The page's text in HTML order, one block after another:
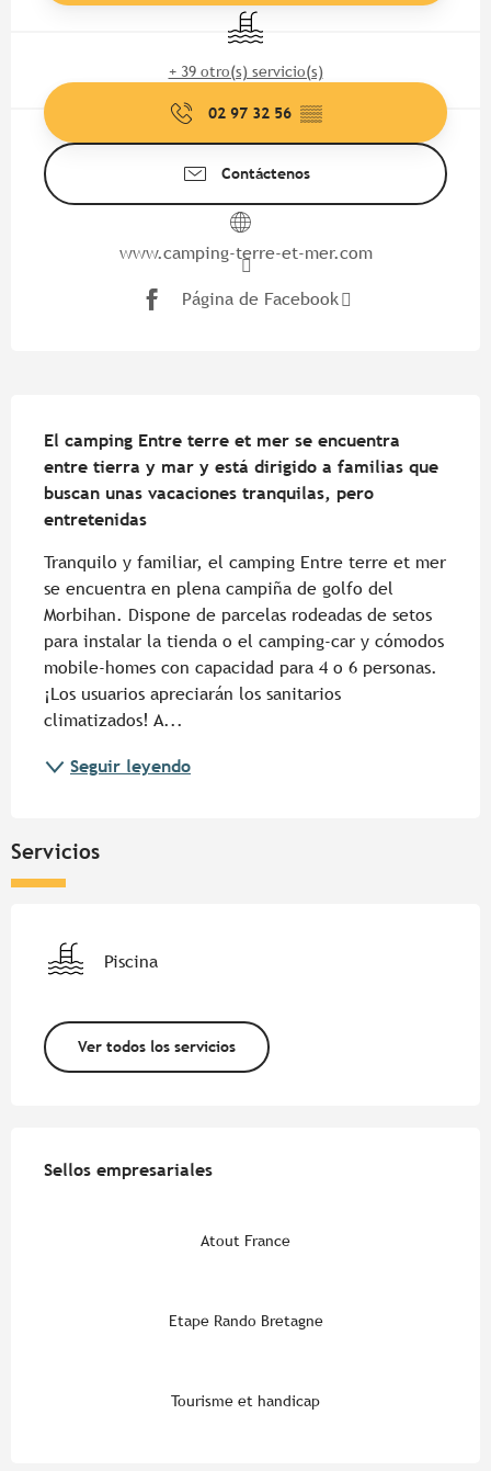
Piscina
+ 39 otro(s) servicio(s)
02 97 32 56 ▒▒
Contáctenos
www.camping-terre-et-mer.com
Página de Facebook
El camping Entre terre et mer se encuentra
entre tierra y mar y está dirigido a familias que
buscan unas vacaciones tranquilas, pero
entretenidas
Tranquilo y familiar, el camping Entre terre et mer
se encuentra en plena campiña de golfo del
Morbihan. Dispone de parcelas rodeadas de setos
para instalar la tienda o el camping-car y cómodos
mobile-homes con capacidad para 4 o 6 personas.
¡Los usuarios apreciarán los sanitarios
climatizados! A...
Seguir leyendo
Servicios
Piscina
Ver todos los servicios
Sellos empresariales
Sellos empresariales
Atout France
Etape Rando Bretagne
Tourisme et handicap